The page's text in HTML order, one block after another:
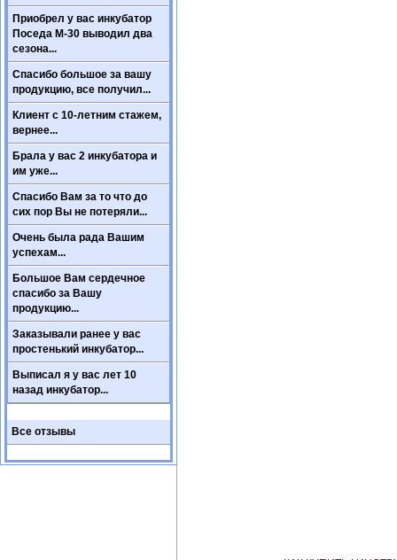
Приобрел у вас инкубатор
Поседа М-30 выводил два
сезона...
Спасибо большое за вашу
продукцию, все получил...
Клиент с 10-летним стажем,
вернее...
Брала у вас 2 инкубатора и
им уже...
Спасибо Вам за то что до
сих пор Вы не потеряли...
Очень была рада Вашим
успехам...
Большое Вам сердечное
спасибо за Вашу
продукцию...
Заказывали ранее у вас
простенький инкубатор...
Выписал я у вас лет 10
назад инкубатор...
Все отзывы